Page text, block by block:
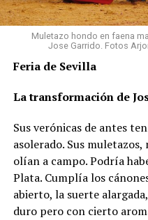
Muletazo hondo en faena
Jose Garrido. Fotos
Feria de Sevilla
La transformación de
Sus verónicas de antes
asolerado. Sus
olían a campo. Podría
Plata. Cumplía los
abierto, la suerte
duro pero con cierto